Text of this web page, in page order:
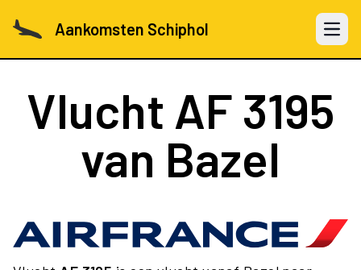
Aankomsten Schiphol Open
Vlucht AF 3195
van Bazel